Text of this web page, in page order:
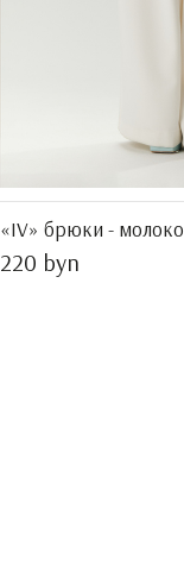
«IV» брюки - молоко
220 byn